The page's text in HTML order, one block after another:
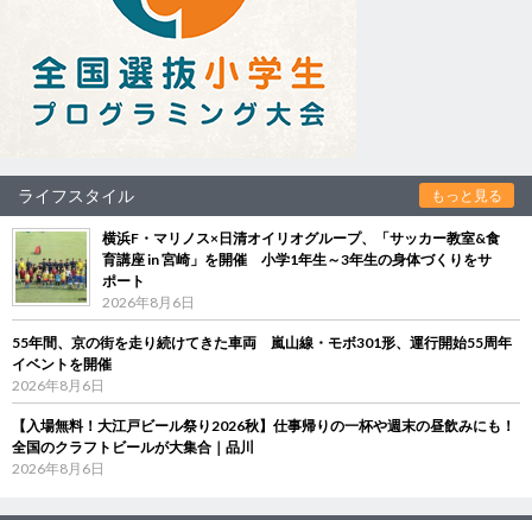
ライフスタイル もっと見る
横浜F・マリノス×日清オイリオグループ、「サッカー教室&食
育講座 in 宮崎」を開催 小学1年生～3年生の身体づくりをサ
ポート
2026年8月6日
55年間、京の街を走り続けてきた車両 嵐山線・モボ301形、運行開始55周年
イベントを開催
2026年8月6日
【入場無料！大江戸ビール祭り2026秋】仕事帰りの一杯や週末の昼飲みにも！
全国のクラフトビールが大集合｜品川
2026年8月6日